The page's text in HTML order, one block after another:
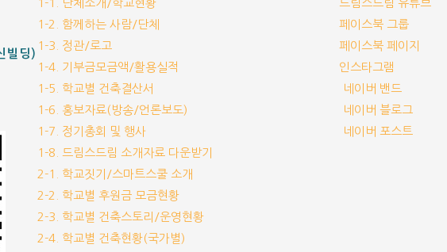
빌딩)
1-1. 단체소개/학교현황
1-2. 함께하는 사람/단체
1-3. 정관/로고
1-4. 기부금모금액/활용실적
1-5. 학교별 건축결산서
1-6. 홍보자료(방송/언론보도)
1-7. 정기총회 및 행사
1-8. 드림스드림 소개자료 다운받기
2-1. 학교짓기/스마트스쿨 소개
2-2. 학교별 후원금 모금현황
2-3. 학교별 건축스토리/운영현황
2-4. 학교별 건축현황(국가별)
드림스드림 유튜브
페이스북 그룹
페이스북 페이지
인스타그램
네이버 밴드
네이버 블로그
네이버 포스트